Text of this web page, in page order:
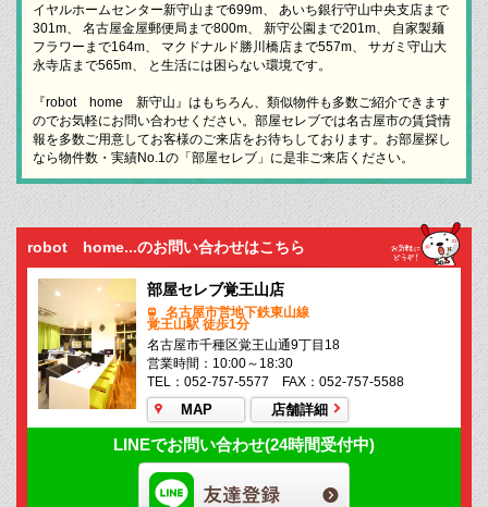
イヤルホームセンター新守山まで699m、 あいち銀行守山中央支店まで
301m、 名古屋金屋郵便局まで800m、 新守公園まで201m、 自家製麺
フラワーまで164m、 マクドナルド勝川橋店まで557m、 サガミ守山大
永寺店まで565m、 と生活には困らない環境です。
『robot home 新守山』はもちろん、類似物件も多数ご紹介できます
のでお気軽にお問い合わせください。部屋セレブでは名古屋市の賃貸情
報を多数ご用意してお客様のご来店をお待ちしております。お部屋探し
なら物件数・実績No.1の「部屋セレブ」に是非ご来店ください。
robot home...のお問い合わせはこちら
部屋セレブ覚王山店
名古屋市営地下鉄東山線
覚王山駅 徒歩1分
名古屋市千種区覚王山通9丁目18
営業時間：10:00～18:30
TEL：052-757-5577 FAX：052-757-5588
MAP 店舗詳細
LINEでお問い合わせ(24時間受付中)